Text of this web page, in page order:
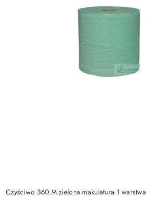
Czyściwo 360 M zielona makulatura 1 warstwa